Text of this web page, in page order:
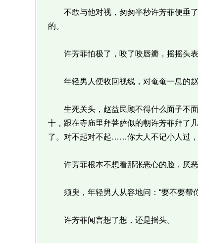
不敢与他对视，匆匆半秒许芳菲便垂
的。
许芳菲怕极了，咬了咬唇瓣，摇摇头表
年轻男人便收回视线，对奄奄一息的赵
生死关头，赵益民顾不得什么面子不面
十，跟在寺庙里拜菩萨似的朝许芳菲拜了
了。对不起对不起……你大人不记小人过
许芳菲根本不想看那张恶心的脸，厌恶
须臾，年轻男人从容地问：“要不要帮
许芳菲闻言想了想，还是摇头。